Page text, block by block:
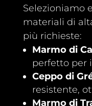
Selezioniamo
materiali di
più richieste:
Marmo di
perfetto per
Ceppo di
resistente,
Marmo di